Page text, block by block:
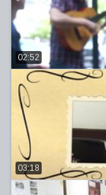
02:52
03:18